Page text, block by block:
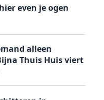
even je ogen
alleen
Thuis Huis viert